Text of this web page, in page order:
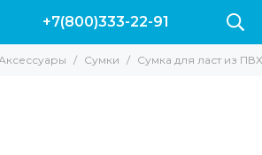
+7(800)333-22-91
Сумки Сумка для ласт из